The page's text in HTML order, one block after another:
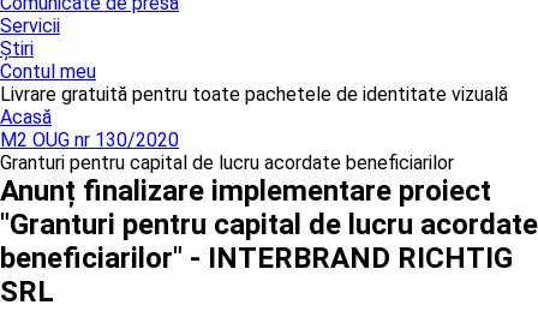
Servicii
Știri
Contul meu
Livrare gratuită pentru toate pachetele de identitate vizuală
Acasă
M2 OUG nr 130/2020
Granturi pentru capital de lucru acordate beneficiarilor
Anunț finalizare implementare proiect
"Granturi pentru capital de lucru acordate
beneficiarilor" - INTERBRAND RICHTIG
SRL